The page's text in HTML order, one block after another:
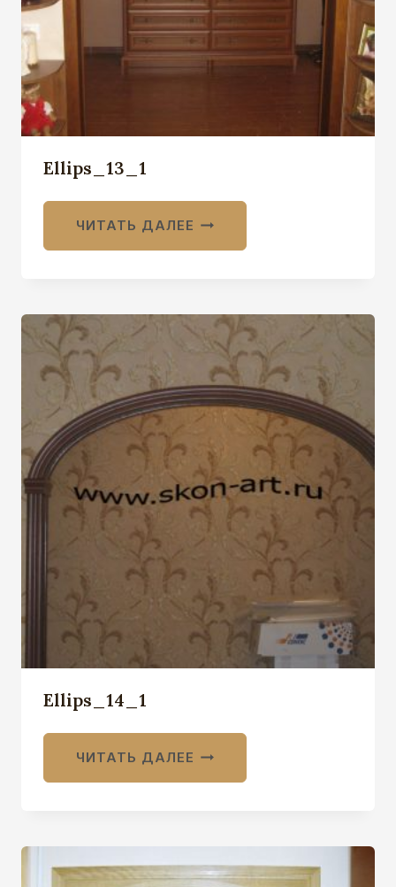
Ellips_13_1
ЧИТАТЬ ДАЛЕЕ
Ellips_14_1
ЧИТАТЬ ДАЛЕЕ